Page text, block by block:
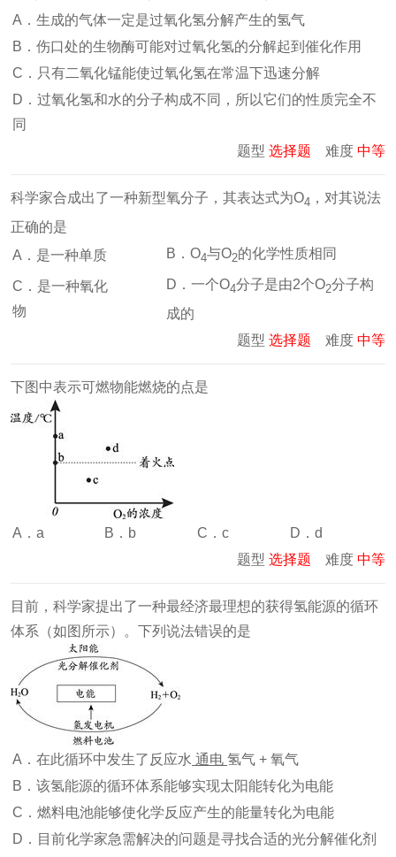
A．生成的气体一定是过氧化氢分解产生的氢气
B．伤口处的生物酶可能对过氧化氢的分解起到催化作用
C．只有二氧化锰能使过氧化氢在常温下迅速分解
D．过氧化氢和水的分子构成不同，所以它们的性质完全不
同
题型 选择题 难度 中等
科学家合成出了一种新型氧分子，其表达式为O4 ，对其说法
正确的是
A．是一种单质
B．O4与O2的化学性质相同
C．是一种氧化
物
D．一个O4分子是由2个O2分子构
成的
题型 选择题 难度 中等
下图中表示可燃物能燃烧的点是
A．a B．b C．c
D．d
题型 选择题 难度 中等
目前，科学家提出了一种最经济最理想的获得氢能源的循环
体系（如图所示）。下列说法错误的是
A．在此循环中发生了反应水 通电 氢气 + 氧气
B．该氢能源的循环体系能够实现太阳能转化为电能
C．燃料电池能够使化学反应产生的能量转化为电能
D．目前化学家急需解决的问题是寻找合适的光分解催化剂